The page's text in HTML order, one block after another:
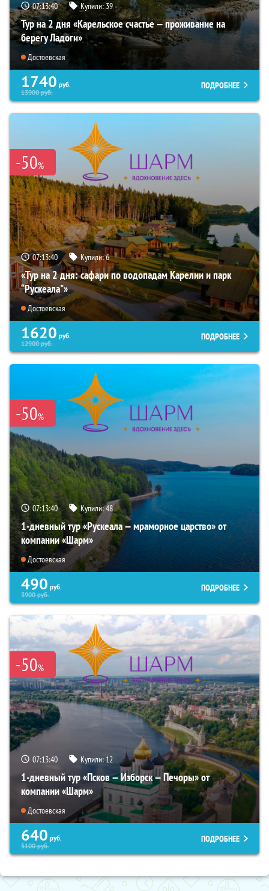
07:13:39 Купили:39
Тур на 2 дня «Карельское счастье — проживание на
берегу Ладоги»
Достоевская
1740 руб.
13900руб.
ПОДРОБНЕЕ
-50%
07:13:39 Купили:6
«Тур на 2 дня: сафари по водопадам Карелии и парк
“Рускеала"»
Достоевская
1620 руб.
12900руб.
ПОДРОБНЕЕ
-50%
07:13:39 Купили:48
1-дневный тур «Рускеала — мраморное царство» от
компании «Шарм»
Достоевская
490 руб.
3900руб.
ПОДРОБНЕЕ
-50%
07:13:39 Купили:12
1-дневный тур «Псков — Изборск — Печоры» от
компании «Шарм»
Достоевская
640 руб.
5100руб.
ПОДРОБНЕЕ